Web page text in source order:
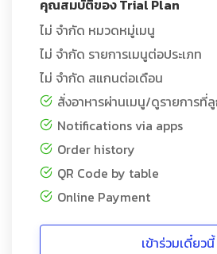
คุณสมบัติของ Trial Plan
ไม่ จำกัด หมวดหมู่เมนู
ไม่ จำกัด รายการเมนูต่อประเภท
ไม่ จำกัด สแกนต่อเดือน
สั่งอาหารผ่านเมนู/ดูรายการที่
Notifications via apps
Order history
QR Code by table
Online Payment
เข้าร่วมเดี๋ยวนี้